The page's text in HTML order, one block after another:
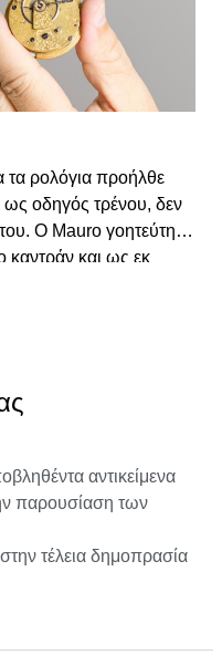
τα κομψά
ο Mauro Atienza ξέρει
του για να
ρολόγια προήλθε
οδηγός τρένου, δεν
Ο Mauro γοητεύτηκε
και ως εκ
Μέσα από αγορές,
στην Ιταλία και
ωρολογοποιός.
δάσκαλος
χρόνια. Ένας
Mauro Atienza
Με μεγάλη χαρά
δημοπρασίες Rolex.
αντικείμενα
παρουσίαση των
τέλεια δημοπρασία